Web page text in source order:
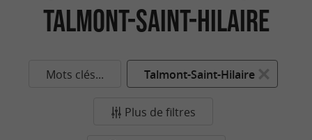
Talmont-Saint-Hilaire
Mots clés... Talmont-Saint-Hilaire
Plus de filtres